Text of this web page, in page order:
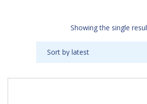
Showing the single